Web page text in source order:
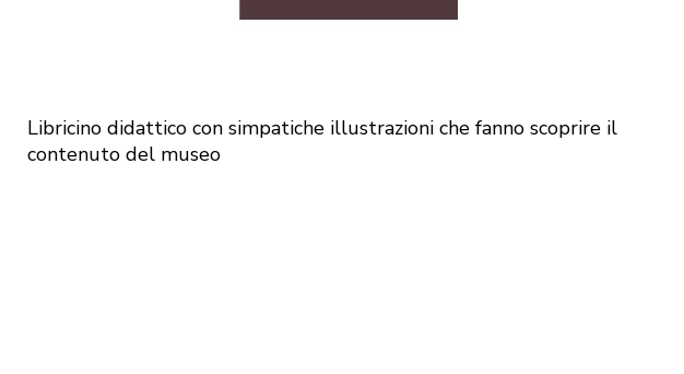
Libricino didattico con simpatiche illustrazioni che fanno scoprire il
contenuto del museo